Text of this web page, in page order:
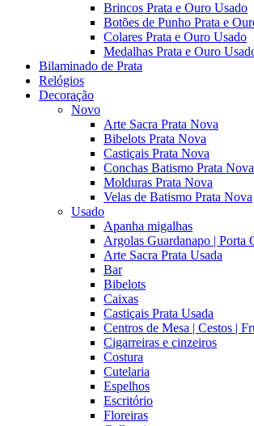
Brincos Prata e Ouro Usado
Botões de Punho Prata e
Colares Prata e Ouro Usado
Medalhas Prata e Ouro
Bilaminado de Prata
Relógios
Decoração
Novo
Arte Sacra Prata Nova
Bibelots Prata Nova
Castiçais Prata Nova
Conchas Batismo Prata Nova
Molduras Prata Nova
Velas de Batismo Prata Nova
Usado
Apanha migalhas
Argolas Guardanapo | Porta
Arte Sacra Prata Usada
Bar
Bibelots
Caixas
Castiçais Prata Usada
Centros de Mesa | Cestos |
Cigarreiras e cinzeiros
Costura
Cutelaria
Espelhos
Escritório
Floreiras